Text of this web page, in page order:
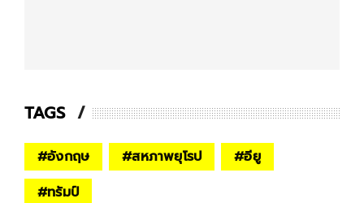
TAGS
#อังกฤษ #สหภาพยุโรป #อียู
#ทรัมป์